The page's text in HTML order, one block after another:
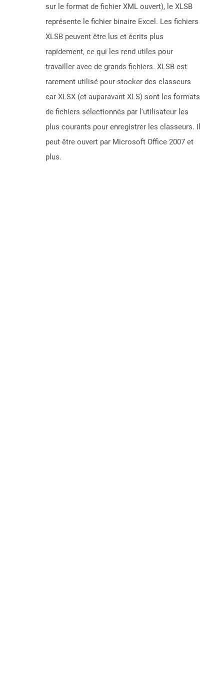
sur le format de fichier XML ouvert), le XLSB
représente le fichier binaire Excel. Les fichiers
XLSB peuvent être lus et écrits plus
rapidement, ce qui les rend utiles pour
travailler avec de grands fichiers. XLSB est
rarement utilisé pour stocker des classeurs
car XLSX (et auparavant XLS) sont les formats
de fichiers sélectionnés par l'utilisateur les
plus courants pour enregistrer les classeurs. Il
peut être ouvert par Microsoft Office 2007 et
plus.